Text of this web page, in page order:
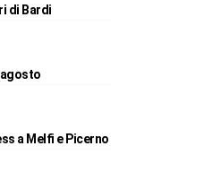
di Bardi
a Melfi e Picerno